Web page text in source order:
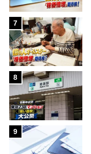
7
8
9